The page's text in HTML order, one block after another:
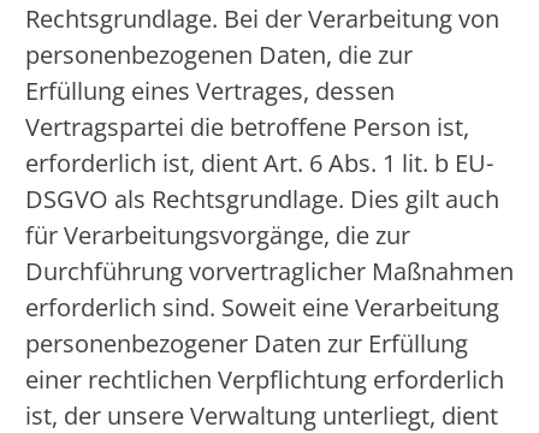
Rechtsgrundlage. Bei der Verarbeitung von
personenbezogenen Daten, die zur
Erfüllung eines Vertrages, dessen
Vertragspartei die betroffene Person ist,
erforderlich ist, dient Art. 6 Abs. 1 lit. b EU-
DSGVO als Rechtsgrundlage. Dies gilt auch
für Verarbeitungsvorgänge, die zur
Durchführung vorvertraglicher Maßnahmen
erforderlich sind. Soweit eine Verarbeitung
personenbezogener Daten zur Erfüllung
einer rechtlichen Verpflichtung erforderlich
ist, der unsere Verwaltung unterliegt, dient